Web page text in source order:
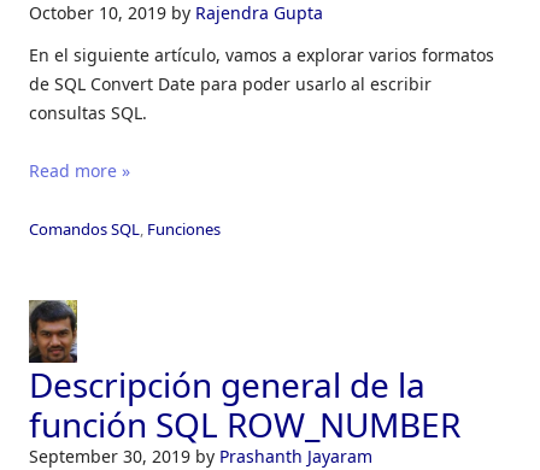
October 10, 2019 by Rajendra Gupta
En el siguiente artículo, vamos a explorar varios formatos
de SQL Convert Date para poder usarlo al escribir
consultas SQL.
Read more »
Comandos SQL, Funciones
Descripción general de la
función SQL ROW_NUMBER
September 30, 2019 by Prashanth Jayaram